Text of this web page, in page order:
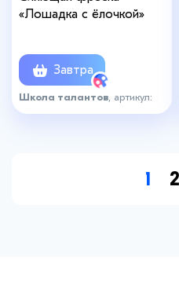
«Лошадка с ёлочкой»
Завтра
Школа талантов , артикул:
8187675
1 2